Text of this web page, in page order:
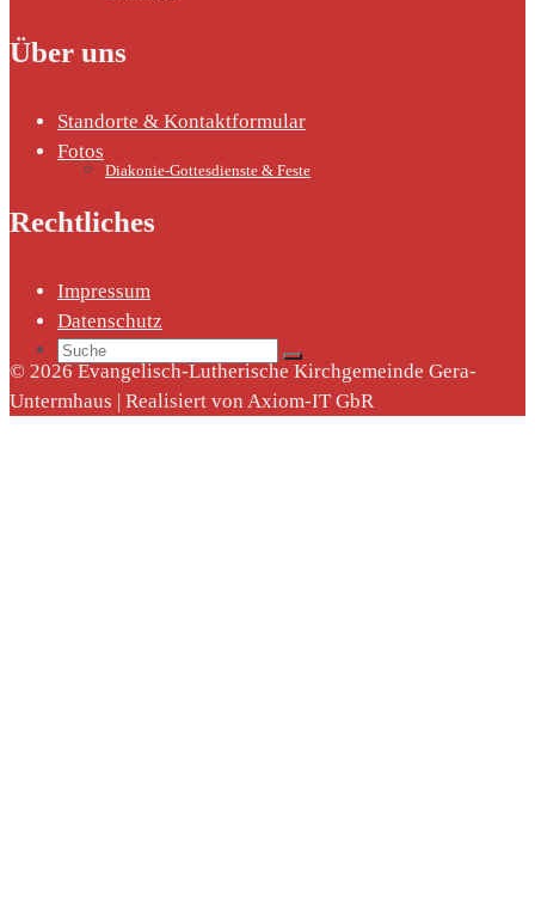
Diakonie-Gottesdienste & Feste
Suche
Über uns
Standorte & Kontaktformular
Fotos
Rechtliches
Impressum
Datenschutz
© 2026 Evangelisch-Lutherische Kirchgemeinde Gera-
Untermhaus | Realisiert von Axiom-IT GbR